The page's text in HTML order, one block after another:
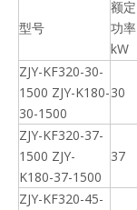
型号
额定
功率
kW
ZJY-KF320-30-
1500 ZJY-K180-
30-1500
30
ZJY-KF320-37-
1500 ZJY-
K180-37-1500
37
ZJY-KF320-45-